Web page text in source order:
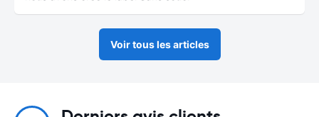
Voir tous les articles